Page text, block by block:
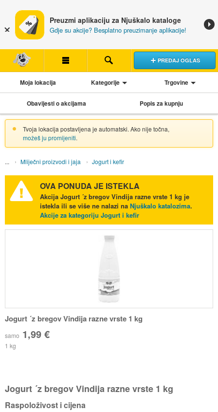
Preuzmi aplikaciju za Njuškalo kataloge
Gdje su akcije? Besplatno preuzimanje aplikacije!
PREDAJ OGLAS
Moja lokacija Kategorije Trgovine
Obavijesti o akcijama Popis za kupnju
Tvoja lokacija postavljena je automatski. Ako nije točna,
možeš ju promijeniti.
Mliječni proizvodi i jaja Jogurt i kefir
OVA PONUDA JE ISTEKLA
Akcija Jogurt ´z bregov Vindija razne vrste 1 kg je
istekla ili se više ne nalazi na Njuškalo katalozima.
Akcije za kategoriju Jogurt i kefir
Jogurt ´z bregov Vindija razne vrste 1 kg
samo 1,99 €
1 kg
Jogurt ´z bregov Vindija razne vrste 1 kg
Raspoloživost i cijena